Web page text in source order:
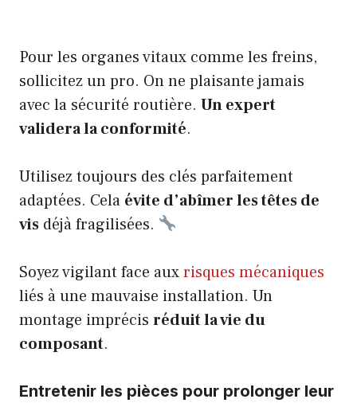
Pour les organes vitaux comme les freins,
sollicitez un pro. On ne plaisante jamais
avec la sécurité routière. Un expert
validera la conformité.
Utilisez toujours des clés parfaitement
adaptées. Cela évite d’abîmer les têtes de
vis déjà fragilisées.
Soyez vigilant face auxrisques mécaniques
liés à une mauvaise installation. Un
montage imprécis réduit la vie du
composant.
Entretenir les pièces pour prolonger leur